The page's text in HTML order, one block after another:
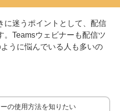
に迷うポイントとして、配信
。Teamsウェビナーも配信ツ
うに悩んでいる人も多いの
の使用方法を知りたい